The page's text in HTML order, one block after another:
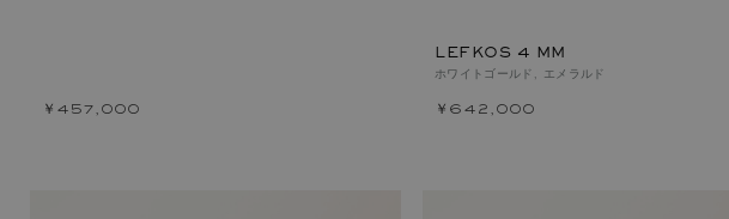
￥457,000
LEFKOS 4 MM
ホワイトゴールド, エメラルド
￥642,000